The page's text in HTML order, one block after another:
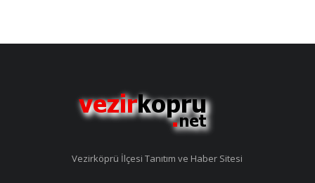
Vezirköprü İlçesi Tanıtım ve Haber Sitesi